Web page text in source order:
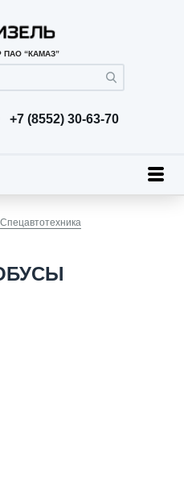
“КАМАЗ”
+7 (8552) 30-63-70
Спецавтотехника